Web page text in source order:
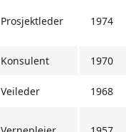
Prosjektleder 1974
Konsulent 1970
Veileder 1968